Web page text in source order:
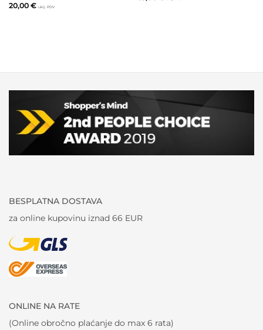
20,00 € uklj. PDV
BESPLATNA DOSTAVA
za online kupovinu iznad 66 EUR
ONLINE NA RATE
(Online obročno plaćanje do max 6 rata)